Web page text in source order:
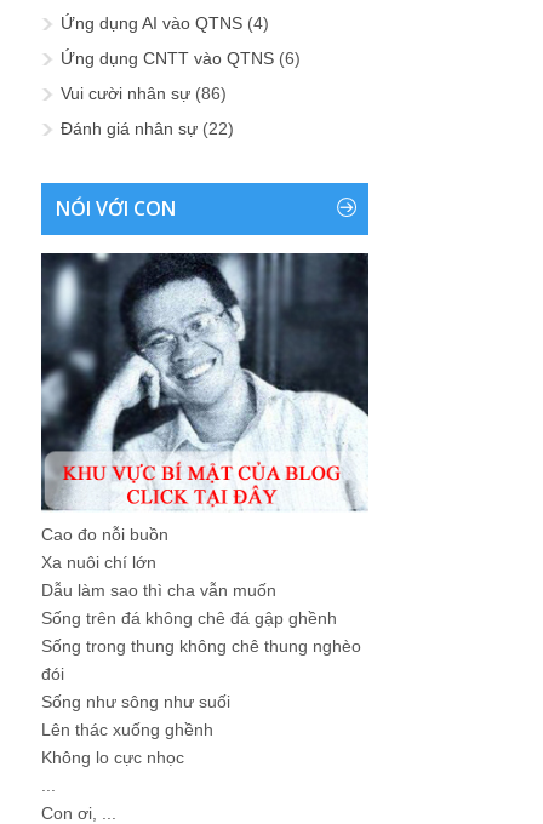
Ứng dụng AI vào QTNS (4)
Ứng dụng CNTT vào QTNS (6)
Vui cười nhân sự (86)
Đánh giá nhân sự (22)
NÓI VỚI CON
Cao đo nỗi buồn
Xa nuôi chí lớn
Dẫu làm sao thì cha vẫn muốn
Sống trên đá không chê đá gập ghềnh
Sống trong thung không chê thung nghèo
đói
Sống như sông như suối
Lên thác xuống ghềnh
Không lo cực nhọc
Con ơi, ...